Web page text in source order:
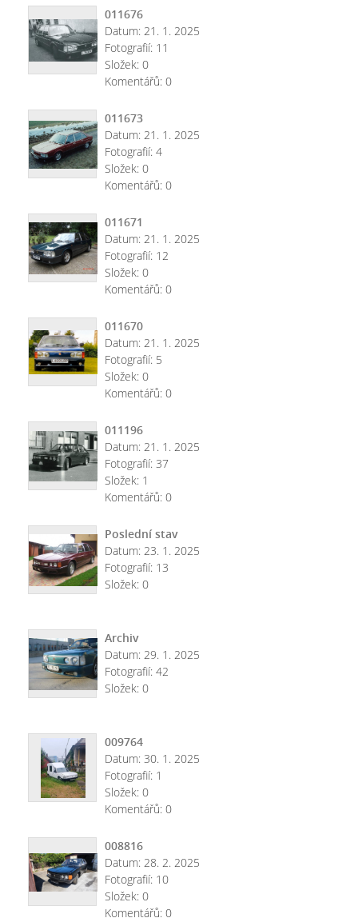
011676
Datum: 21. 1. 2025
Fotografií: 11
Složek: 0
Komentářů: 0
011673
Datum: 21. 1. 2025
Fotografií: 4
Složek: 0
Komentářů: 0
011671
Datum: 21. 1. 2025
Fotografií: 12
Složek: 0
Komentářů: 0
011670
Datum: 21. 1. 2025
Fotografií: 5
Složek: 0
Komentářů: 0
011196
Datum: 21. 1. 2025
Fotografií: 37
Složek: 1
Komentářů: 0
Poslední stav
Datum: 23. 1. 2025
Fotografií: 13
Složek: 0
Archiv
Datum: 29. 1. 2025
Fotografií: 42
Složek: 0
009764
Datum: 30. 1. 2025
Fotografií: 1
Složek: 0
Komentářů: 0
008816
Datum: 28. 2. 2025
Fotografií: 10
Složek: 0
Komentářů: 0